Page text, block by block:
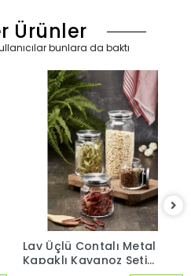
Ürünler
bunlara da baktı
Lav Üçlü Contalı Metal
Kapaklı Kavanoz Seti